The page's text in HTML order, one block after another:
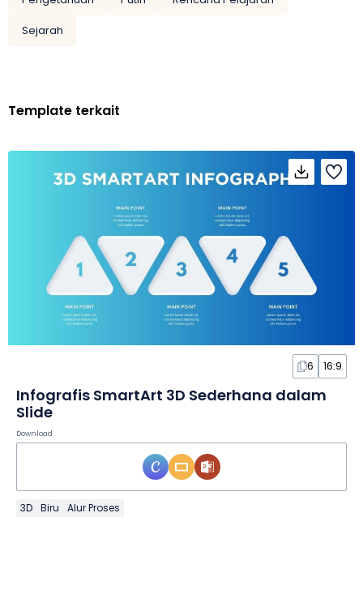
Sejarah
Template terkait
6 16:9
Infografis SmartArt 3D Sederhana dalam
Slide
Download
3D Biru Alur Proses